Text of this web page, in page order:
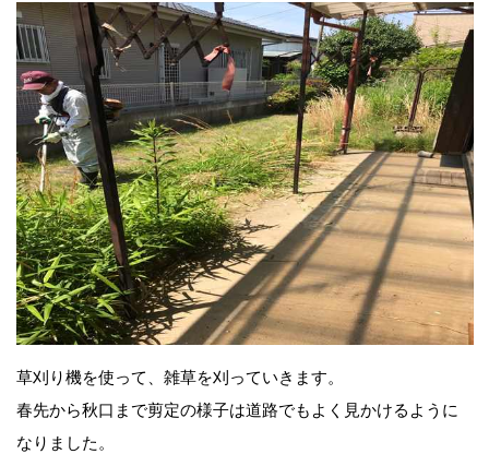
草刈り機を使って、雑草を刈っていきます。
春先から秋口まで剪定の様子は道路でもよく見かけるように
なりました。